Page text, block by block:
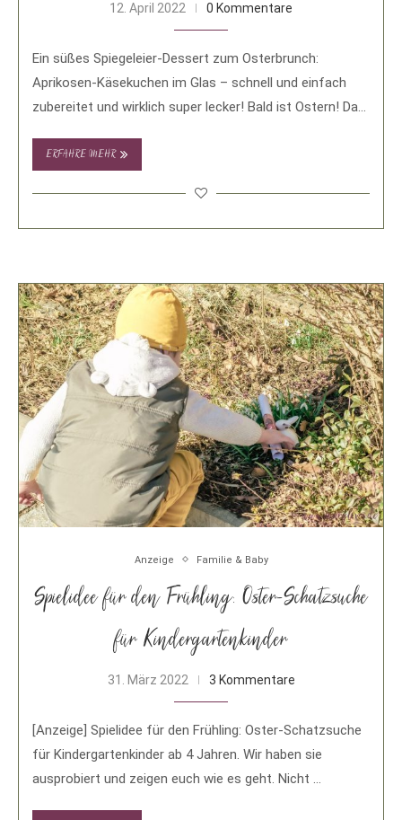
12. April 2022 0 Kommentare
Ein süßes Spiegeleier-Dessert zum Osterbrunch:
Aprikosen-Käsekuchen im Glas – schnell und einfach
zubereitet und wirklich super lecker! Bald ist Ostern! Da
ERFAHRE MEHR
Anzeige Familie & Baby
Spielidee für den Frühling: Oster-Schatzsuche
für Kindergartenkinder
31. März 2022 3 Kommentare
[Anzeige] Spielidee für den Frühling: Oster-Schatzsuche
für Kindergartenkinder ab 4 Jahren. Wir haben sie
ausprobiert und zeigen euch wie es geht. Nicht …